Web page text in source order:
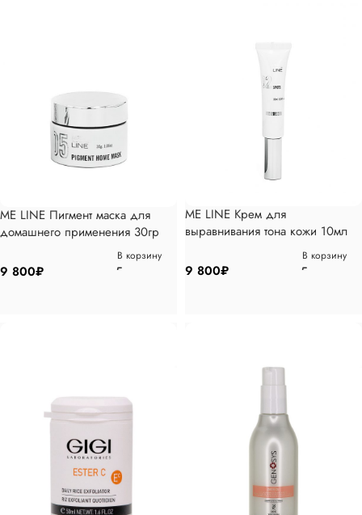
ME LINE Пигмент маска для
домашнего применения 30гр
9 800₽
В корзину
ME LINE Крем для
выравнивания тона кожи 10мл
9 800₽
В корзину